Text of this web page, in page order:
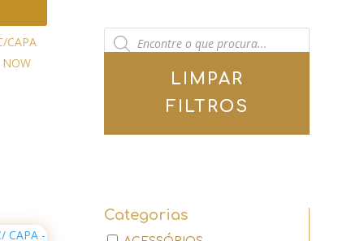
CAPA
NOW
Pesquisar
produtos
LIMPAR
FILTROS
Categorias